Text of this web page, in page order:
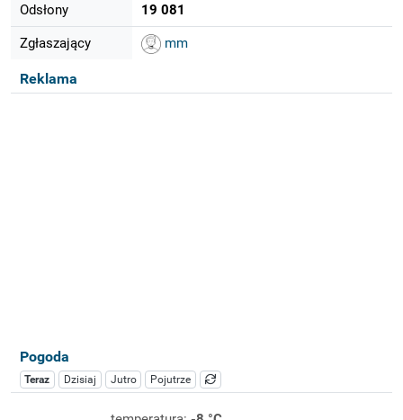
Odsłony 19 081
Zgłaszający mm
Reklama
Pogoda
Teraz Dzisiaj Jutro Pojutrze